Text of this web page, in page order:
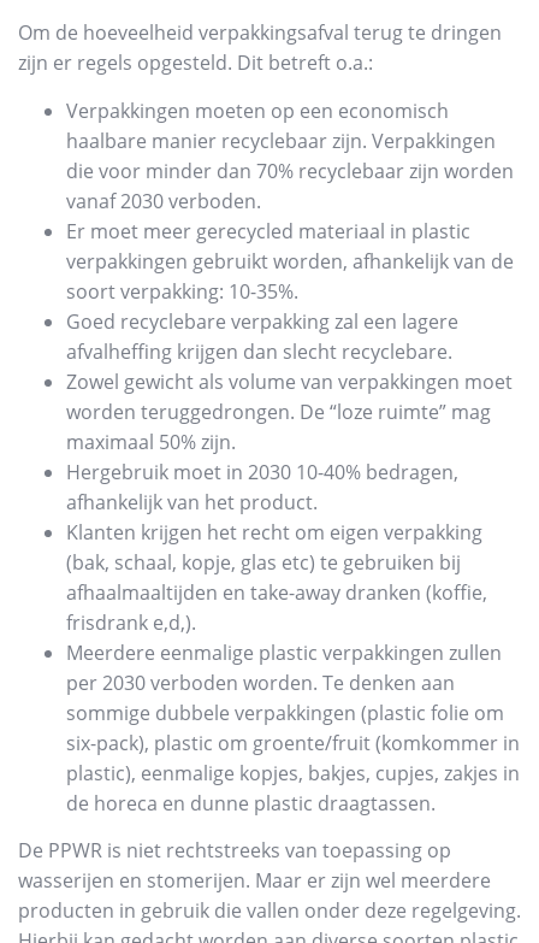
Om de hoeveelheid verpakkingsafval terug te dringen
zijn er regels opgesteld. Dit betreft o.a.:
Verpakkingen moeten op een economisch
haalbare manier recyclebaar zijn. Verpakkingen
die voor minder dan 70% recyclebaar zijn worden
vanaf 2030 verboden.
Er moet meer gerecycled materiaal in plastic
verpakkingen gebruikt worden, afhankelijk van de
soort verpakking: 10-35%.
Goed recyclebare verpakking zal een lagere
afvalheffing krijgen dan slecht recyclebare.
Zowel gewicht als volume van verpakkingen moet
worden teruggedrongen. De “loze ruimte” mag
maximaal 50% zijn.
Hergebruik moet in 2030 10-40% bedragen,
afhankelijk van het product.
Klanten krijgen het recht om eigen verpakking
(bak, schaal, kopje, glas etc) te gebruiken bij
afhaalmaaltijden en take-away dranken (koffie,
frisdrank e,d,).
Meerdere eenmalige plastic verpakkingen zullen
per 2030 verboden worden. Te denken aan
sommige dubbele verpakkingen (plastic folie om
six-pack), plastic om groente/fruit (komkommer in
plastic), eenmalige kopjes, bakjes, cupjes, zakjes in
de horeca en dunne plastic draagtassen.
De PPWR is niet rechtstreeks van toepassing op
wasserijen en stomerijen. Maar er zijn wel meerdere
producten in gebruik die vallen onder deze regelgeving.